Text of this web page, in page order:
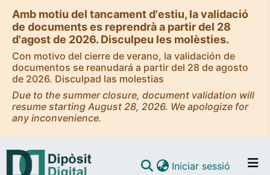
Amb motiu del tancament d'estiu, la validació
de documents es reprendrà a partir del 28
d'agost de 2026. Disculpeu les molèsties.
Con motivo del cierre de verano, la validación de
documentos se reanudará a partir del 28 de agosto
de 2026. Disculpad las molestias
Due to the summer closure, document validation will
resume starting August 28, 2026. We apologize for
any inconvenience.
Iniciar sessió (current)